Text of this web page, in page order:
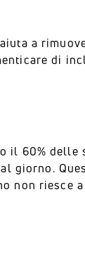
a
di
il 60%
giorno.
non riesce